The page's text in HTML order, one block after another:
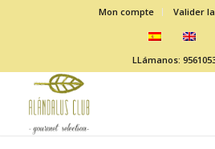
Mon compte Valider
LLámanos: